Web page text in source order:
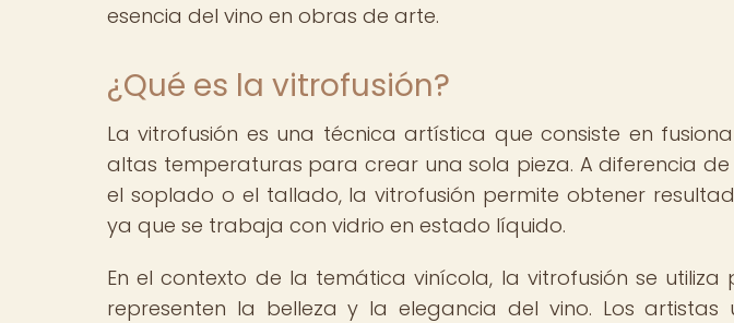
esencia del vino en obras de arte.
¿Qué es la vitrofusión?
La vitrofusión es una técnica artística que consiste en
altas temperaturas para crear una sola pieza. A diferencia
el soplado o el tallado, la vitrofusión permite obtener
ya que se trabaja con vidrio en estado líquido.
En el contexto de la temática vinícola, la vitrofusión se
representen la belleza y la elegancia del vino. Los artistas